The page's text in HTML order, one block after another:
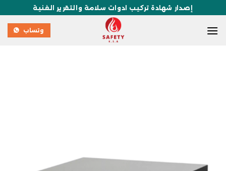
إصدار شهادة تركيب ادوات سلامة والتقرير الفنية
وتساب